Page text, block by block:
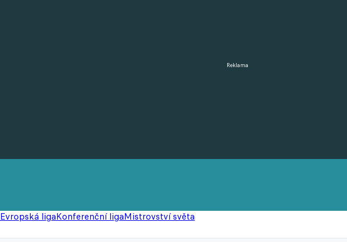
Reklama
Evropská ligaKonferenční ligaMistrovství světa